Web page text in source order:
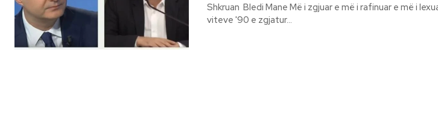
Shkruan Bledi Mane Më i zgjuar e më i rafinuar e më i lexuar i pari. Trim me prova nisur para
viteve '90 e zgjatur...